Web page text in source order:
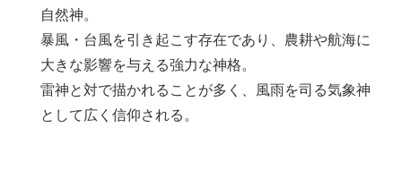
自然神。
暴風・台風を引き起こす存在であり、農耕や航海に
大きな影響を与える強力な神格。
雷神と対で描かれることが多く、風雨を司る気象神
として広く信仰される。